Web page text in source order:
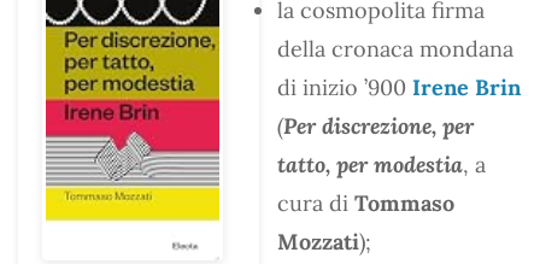
la cosmopolita firma
della cronaca mondana
di inizio ’900 Irene Brin
(Per discrezione, per
tatto, per modestia, a
cura di Tommaso
Mozzati);